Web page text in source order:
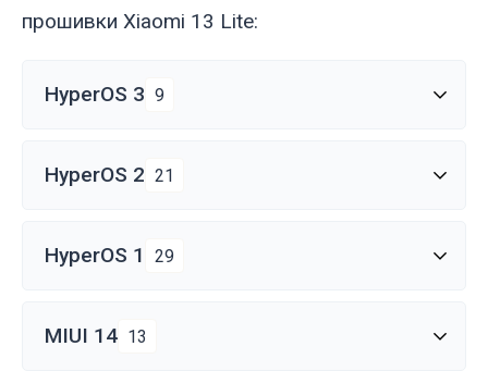
прошивки Xiaomi 13 Lite:
HyperOS 3 9
HyperOS 2 21
HyperOS 1 29
MIUI 14 13